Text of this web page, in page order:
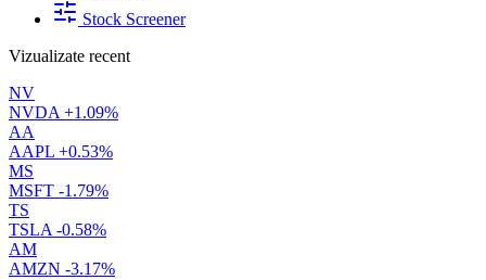
Stock Screener
Vizualizate recent
NV
NVDA +1.09%
AA
AAPL +0.53%
MS
MSFT -1.79%
TS
TSLA -0.58%
AM
AMZN -3.17%